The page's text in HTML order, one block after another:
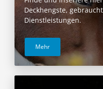
Deckhengste,
Dienstleistungen.
Mehr